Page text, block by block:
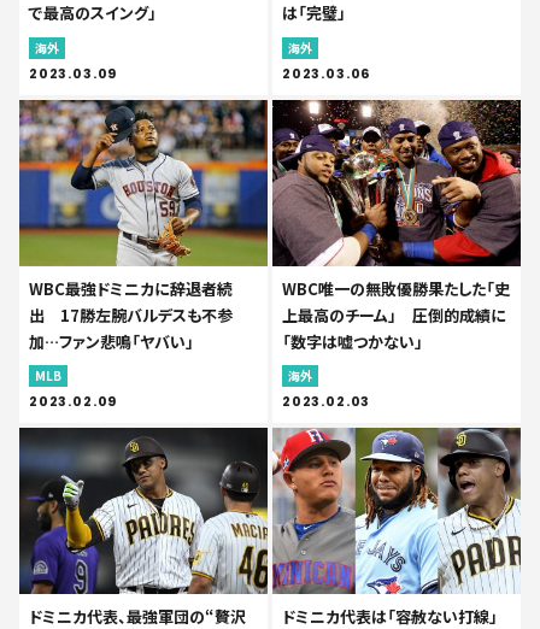
で最高のスイング」
海外
2023.03.09
は「完璧」
海外
2023.03.06
WBC最強ドミニカに辞退者続
出 17勝左腕バルデスも不参
加…ファン悲鳴「ヤバい」
MLB
2023.02.09
WBC唯一の無敗優勝果たした「史
上最高のチーム」 圧倒的成績に
「数字は嘘つかない」
海外
2023.02.03
ドミニカ代表、最強軍団の“贅沢
ドミニカ代表は「容赦ない打線」